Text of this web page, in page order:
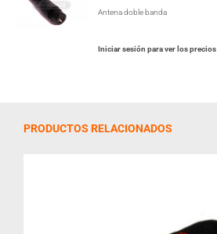
Antena doble banda
Iniciar sesión para ver los precios
PRODUCTOS RELACIONADOS